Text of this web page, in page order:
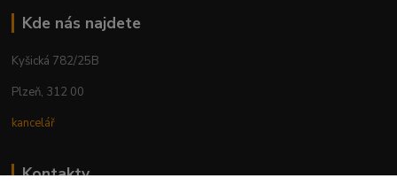
Kde nás najdete
Kyšická 782/25B
Plzeň, 312 00
kancelář
Kontakty